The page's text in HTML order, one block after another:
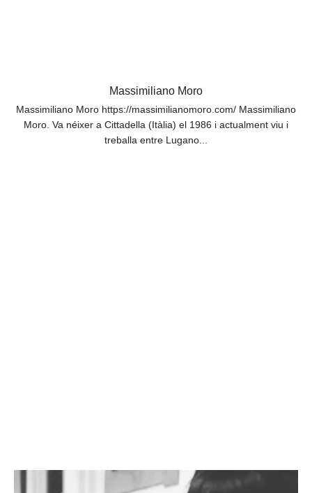
Massimiliano Moro
Massimiliano Moro https://massimilianomoro.com/ Massimiliano
Moro. Va néixer a Cittadella (Itàlia) el 1986 i actualment viu i
treballa entre Lugano...